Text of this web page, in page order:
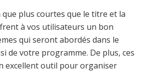
que plus courtes que le titre et la
à vos utilisateurs un bon
qui seront abordés dans le
de votre programme. De plus, ces
excellent outil pour organiser